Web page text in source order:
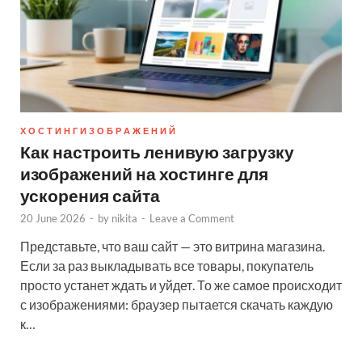
Х О С Т И Н Г И З О Б Р А Ж Е Н И Й
Как настроить ленивую загрузку
изображений на хостинге для
ускорения сайта
20 June 2026 - by nikita - Leave a Comment
Представьте, что ваш сайт — это витрина магазина.
Если за раз выкладывать все товары, покупатель
просто устанет ждать и уйдет. То же самое происходит
с изображениями: браузер пытается скачать каждую
к…